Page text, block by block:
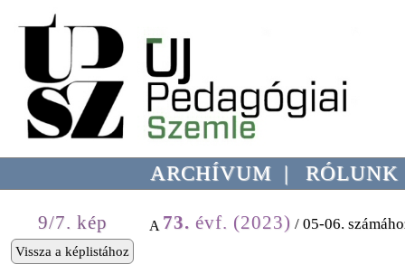
ARCHÍVUM | RÓLUNK
A 73. évf. (2023) / 05-06.
9/7. kép
Vissza a képlistához